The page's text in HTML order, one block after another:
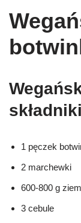
składniki
1 pęczek
2 marchewki
600-800 g
3 cebule